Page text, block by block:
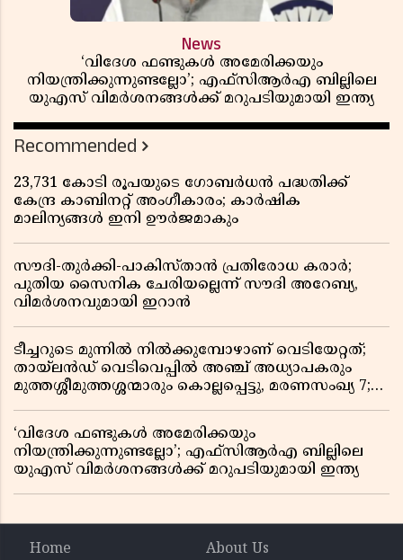
News
‘വിദേശ ഫണ്ടുകൾ അമേരിക്കയും
നിയന്ത്രിക്കുന്നുണ്ടല്ലോ’; എഫ്സിആർഎ ബില്ലിലെ
യുഎസ് വിമർശനങ്ങൾക്ക് മറുപടിയുമായി ഇന്ത്യ
Recommended
23,731 കോടി രൂപയുടെ ഗോബർധൻ പദ്ധതിക്ക്
കേന്ദ്ര കാബിനറ്റ് അംഗീകാരം; കാർഷിക
മാലിന്യങ്ങൾ ഇനി ഊർജമാകും
സൗദി-തുർക്കി-പാകിസ്താൻ പ്രതിരോധ കരാർ;
പുതിയ സൈനിക ചേരിയല്ലെന്ന് സൗദി അറേബ്യ,
വിമർശനവുമായി ഇറാൻ
ടീച്ചറുടെ മുന്നിൽ നിൽക്കുമ്പോഴാണ് വെടിയേറ്റത്;
തായ്‌ലൻഡ് വെടിവെപ്പിൽ അഞ്ച് അധ്യാപകരും
മുത്തശ്ശീമുത്തശ്ശന്മാരും കൊല്ലപ്പെട്ടു, മരണസംഖ്യ 7;
‘വിദേശ ഫണ്ടുകൾ അമേരിക്കയും
നിയന്ത്രിക്കുന്നുണ്ടല്ലോ’; എഫ്സിആർഎ ബില്ലിലെ
യുഎസ് വിമർശനങ്ങൾക്ക് മറുപടിയുമായി ഇന്ത്യ
Home
About Us